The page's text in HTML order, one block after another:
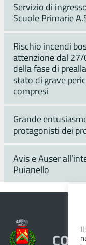
Servizio di
Scuole Primarie
Rischio incendi
attenzione dal
della fase di
stato di grave
compresi
Grande
protagonisti dei
Avis e Auser
Puianello